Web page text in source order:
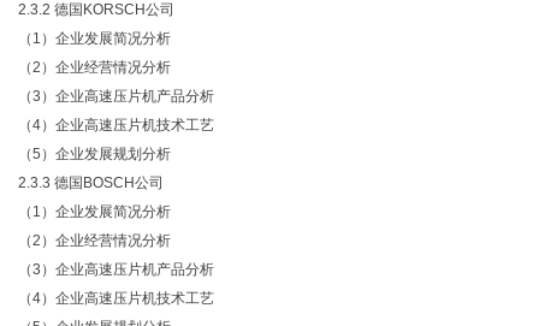
2.3.2 德国KORSCH公司
（ 1）企业发展简况分析
（2）企业经营情况分析
（3）企业高速压片机产品分析
（4）企业高速压片机技术工艺
（5）企业发展规划分析
2.3.3 德国BOSCH公司
（ 1）企业发展简况分析
（2）企业经营情况分析
（3）企业高速压片机产品分析
（4）企业高速压片机技术工艺